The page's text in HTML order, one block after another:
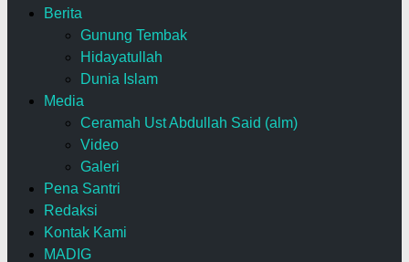
Berita
Gunung Tembak
Hidayatullah
Dunia Islam
Media
Ceramah Ust Abdullah Said (alm)
Video
Galeri
Pena Santri
Redaksi
Kontak Kami
MADIG